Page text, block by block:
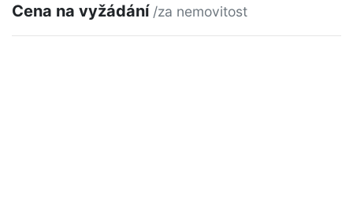
Cena na vyžádání /za nemovitost